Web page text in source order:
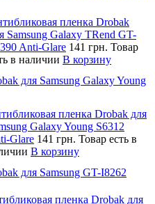
пленка Drobak
Samsung Galaxy TRend GT-
Anti-Glare 141 грн. Товар
в наличии В корзину
для Samsung Galaxy Young
пленка Drobak для
Galaxy Young S6312
Glare 141 грн. Товар есть в
В корзину
для Samsung GT-I8262
пленка Drobak для